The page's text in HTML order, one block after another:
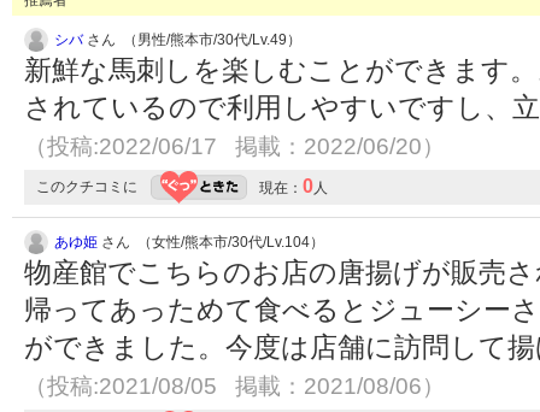
シバさん （男性/熊本市/30代/Lv.49）
新鮮な馬刺しを楽しむことができます
されているので利用しやすいですし、
（投稿:2022/06/17 掲載：2022/06/20）
このクチコミに 現在： 0 人
あゆ姫 さん （女性/熊本市/30代/Lv.104）
物産館でこちらのお店の唐揚げが販売
帰ってあっためて食べるとジューシー
ができました。今度は店舗に訪問して
（投稿:2021/08/05 掲載：2021/08/06）